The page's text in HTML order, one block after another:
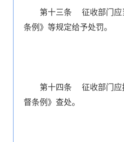
第十三条 征收部门应当
条例》等规定给予处罚。
第十四条 征收部门应按
督条例》查处。